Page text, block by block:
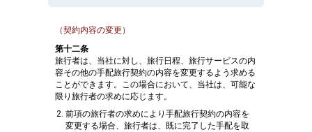
（契約内容の変更）
第十二条
旅行者は、当社に対し、旅行日程、旅行サービスの内
容その他の手配旅行契約の内容を変更するよう求める
ことができます。この場合において、当社は、可能な
限り旅行者の求めに応じます。
前項の旅行者の求めにより手配旅行契約の内容を
変更する場合、旅行者は、既に完了した手配を取